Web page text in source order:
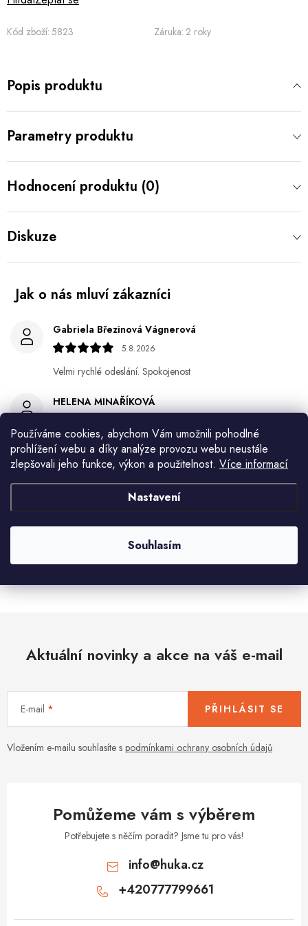
Používáme cookies, abychom Vám umožnili pohodlné
prohlížení webu a díky analýze provozu webu neustále
zlepšovali jeho funkce, výkon a použitelnost. Více informací
Nastavení
Souhlasím
Kód zboží: 5823 Záruka: 2 roky
Popis produktu
Parametry produktu
Hodnocení produktu (0)
Diskuze
Gabriela Březinová Vágnerová
5.8.2026
Velmi rychlé odeslání. Spokojenost
HELENA MINAŘÍKOVÁ
Je sice větší ale vypadá dobře
Ivana Mimrackova
4.8.2026
2.8.2026
Zobrazit další hodnocení
Aktuální novinky a akce na váš e-mail
E-mail
Vložením e-mailu souhlasíte s podmínkami ochrany osobních údajů
PŘIHLÁSIT SE
Pomůžeme vám s výběrem
Potřebujete s něčím poradit? Jsme tu pro vás!
info@huka.cz
+420777799661